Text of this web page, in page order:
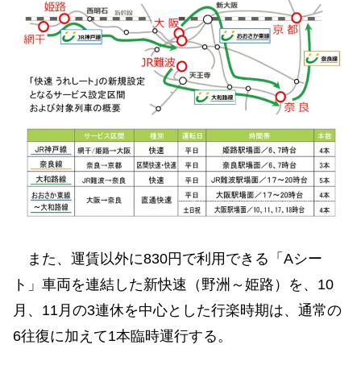
また、運賃以外に830円で利用できる「Aシー
ト」車両を連結した新快速（野洲～姫路）を、10
月、11月の3連休を中心とした行楽時期は、通常の
6往復に加えて1本臨時運行する。